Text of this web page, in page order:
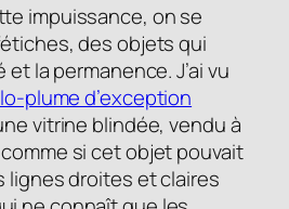
impuissance, on se
des objets qui
la permanence. J’ai vu
plume d’exception
vitrine blindée, vendu à
si cet objet pouvait
lignes droites et claires